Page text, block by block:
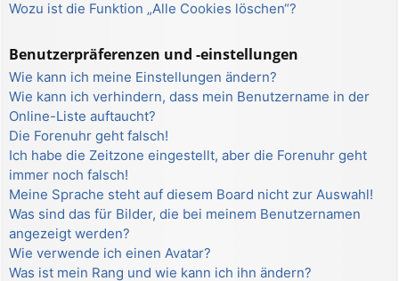
Wozu ist die Funktion „Alle Cookies löschen“?
Benutzerpräferenzen und -einstellungen
Wie kann ich meine Einstellungen ändern?
Wie kann ich verhindern, dass mein Benutzername in der
Online-Liste auftaucht?
Die Forenuhr geht falsch!
Ich habe die Zeitzone eingestellt, aber die Forenuhr geht
immer noch falsch!
Meine Sprache steht auf diesem Board nicht zur Auswahl!
Was sind das für Bilder, die bei meinem Benutzernamen
angezeigt werden?
Wie verwende ich einen Avatar?
Was ist mein Rang und wie kann ich ihn ändern?